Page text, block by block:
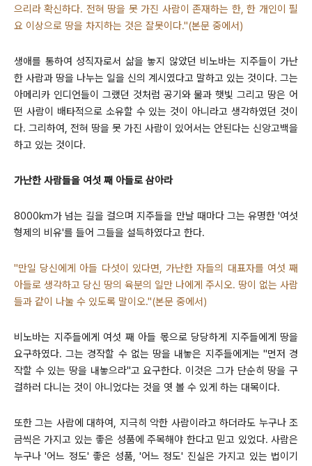
으리라 확신하다. 전혀 땅을 못 가진 사람이 존재하는 한, 한 개인이 필
요 이상으로 땅을 차지하는 것은 잘못이다."(본문 중에서)
생애를 통하여 성직자로서 삶을 놓지 않았던 비노바는 지주들이 가난
한 사람과 땅을 나누는 일을 신의 계시였다고 말하고 있는 것이다. 그는
아메리카 인디언들이 그랬던 것처럼 공기와 물과 햇빛 그리고 땅은 어
떤 사람이 배타적으로 소유할 수 있는 것이 아니라고 생각하였던 것이
다. 그리하여, 전혀 땅을 못 가진 사람이 있어서는 안된다는 신앙고백을
하고 있는 것이다.
가난한 사람들을 여섯 째 아들로 삼아라
8000km가 넘는 길을 걸으며 지주들을 만날 때마다 그는 유명한 '여섯
형제의 비유'를 들어 그들을 설득하였다고 한다.
"만일 당신에게 아들 다섯이 있다면, 가난한 자들의 대표자를 여섯 째
아들로 생각하고 당신 땅의 육분의 일만 나에게 주시오. 땅이 없는 사람
들과 같이 나눌 수 있도록 말이오."(본문 중에서)
비노바는 지주들에게 여섯 째 아들 몫으로 당당하게 지주들에게 땅을
요구하였다. 그는 경작할 수 없는 땅을 내놓은 지주들에게는 "먼저 경
작할 수 있는 땅을 내놓으라"고 요구한다. 이것은 그가 단순히 땅을 구
걸하러 다니는 것이 아니었다는 것을 엿 볼 수 있게 하는 대목이다.
또한 그는 사람에 대하여, 지극히 악한 사람이라고 하더라도 누구나 조
금씩은 가지고 있는 좋은 성품에 주목해야 한다고 믿고 있었다. 사람은
누구나 '어느 정도' 좋은 성품, '어느 정도' 진실은 가지고 있는 법이기